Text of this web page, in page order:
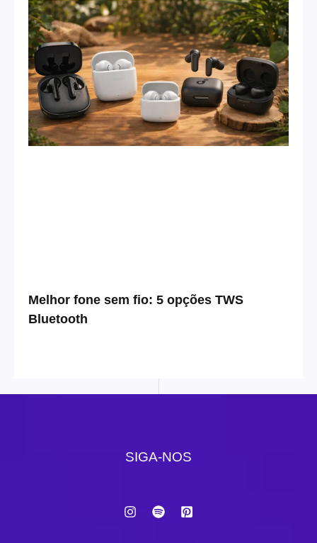
Melhor fone sem fio: 5 opções TWS
Bluetooth
SIGA-NOS